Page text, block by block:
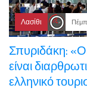
Λασίθι
Σπυριδάκη:
είναι
ελληνικό